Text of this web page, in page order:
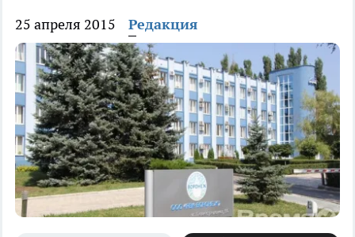
25 апреля 2015 Редакция